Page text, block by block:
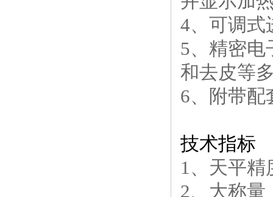
4、可调式
5、精密电
和去皮等
6、附带配
技术指标
1、天平精
2、大称量